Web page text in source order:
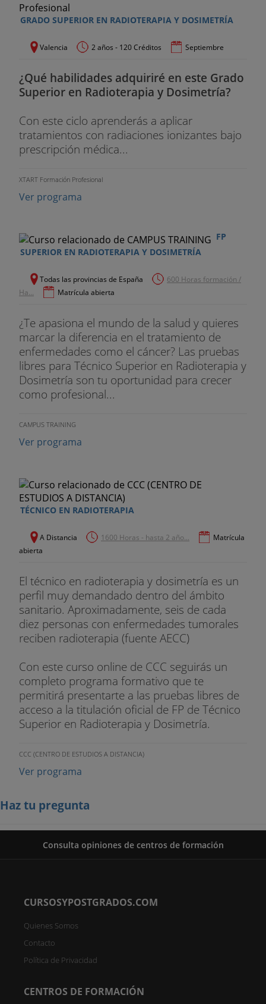
GRADO SUPERIOR EN RADIOTERAPIA Y DOSIMETRÍA
Valencia 2 años - 120 Créditos Septiembre
¿Qué habilidades adquiriré en este Grado
Superior en Radioterapia y Dosimetría?
Con este ciclo aprenderás a aplicar
tratamientos con radiaciones ionizantes bajo
prescripción médica...
XTART Formación Profesional
Ver programa
FP
SUPERIOR EN RADIOTERAPIA Y DOSIMETRÍA
Todas las provincias de España
600 Horas formación /
Ha...
Matrícula abierta
¿Te apasiona el mundo de la salud y quieres
marcar la diferencia en el tratamiento de
enfermedades como el cáncer? Las pruebas
libres para Técnico Superior en Radioterapia y
Dosimetría son tu oportunidad para crecer
como profesional...
CAMPUS TRAINING
Ver programa
TÉCNICO EN RADIOTERAPIA
A Distancia 1600 Horas - hasta 2 año...
Matrícula
abierta
El técnico en radioterapia y dosimetría es un
perfil muy demandado dentro del ámbito
sanitario. Aproximadamente, seis de cada
diez personas con enfermedades tumorales
reciben radioterapia (fuente AECC)
Con este curso online de CCC seguirás un
completo programa formativo que te
permitirá presentarte a las pruebas libres de
acceso a la titulación oficial de FP de Técnico
Superior en Radioterapia y Dosimetría.
CCC (CENTRO DE ESTUDIOS A DISTANCIA)
Ver programa
Haz tu pregunta
Consulta opiniones de centros de formación
CURSOSYPOSTGRADOS.COM
Quienes Somos
Contacto
Política de Privacidad
CENTROS DE FORMACIÓN